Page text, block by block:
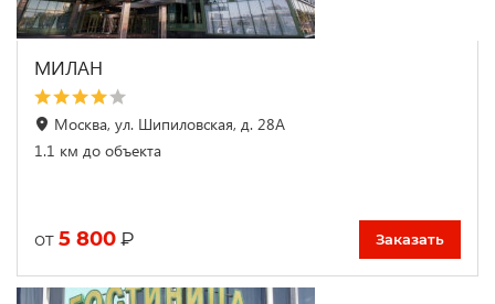
МИЛАН
Москва, ул. Шипиловская, д. 28А
1.1 км до объекта
от 5 800 ₽ Заказать